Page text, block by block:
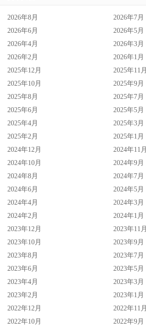
2026年8月
2026年7月
2026年6月
2026年5月
2026年4月
2026年3月
2026年2月
2026年1月
2025年12月
2025年11月
2025年10月
2025年9月
2025年8月
2025年7月
2025年6月
2025年5月
2025年4月
2025年3月
2025年2月
2025年1月
2024年12月
2024年11月
2024年10月
2024年9月
2024年8月
2024年7月
2024年6月
2024年5月
2024年4月
2024年3月
2024年2月
2024年1月
2023年12月
2023年11月
2023年10月
2023年9月
2023年8月
2023年7月
2023年6月
2023年5月
2023年4月
2023年3月
2023年2月
2023年1月
2022年12月
2022年11月
2022年10月
2022年9月